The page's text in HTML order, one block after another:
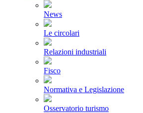
News
Le circolari
Relazioni industriali
Fisco
Normativa e Legislazione
Osservatorio turismo